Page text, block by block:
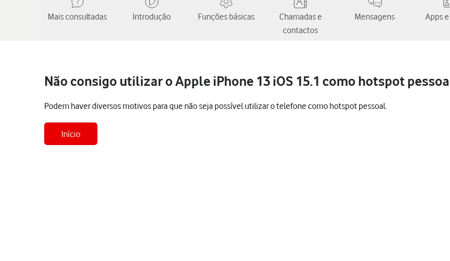
Mais consultadas Introdução Funções básicas
Chamadas e
contactos
Mensagens Apps
Não consigo utilizar o Apple iPhone 13 iOS 15.1 como hotspot
Podem haver diversos motivos para que não seja possível utilizar o telefone como hotspot pessoal.
Início